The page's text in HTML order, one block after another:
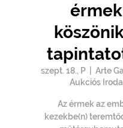
érmek
szept. 18., P
  |
Arte
Aukciós Iroda
Az érmek az
kezekbe(n)